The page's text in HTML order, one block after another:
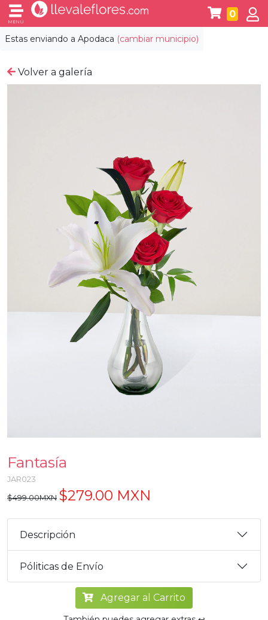
Estas enviando a Apodaca (cambiar municipio)
MENÚ
0
Volver a galería
Fantasía
JAR023
$499.00MXN $279.00 MXN
Descripción
Póliticas de Envío
Agregar al Carrito